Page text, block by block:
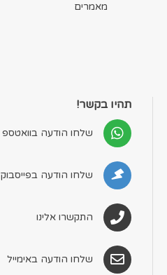
מאמרים
תהיו בקשר!
שלחו הודעה בוואטספ
שלחו הודעה בפייסבוק
התקשרו אלינו
שלחו הודעה באימייל